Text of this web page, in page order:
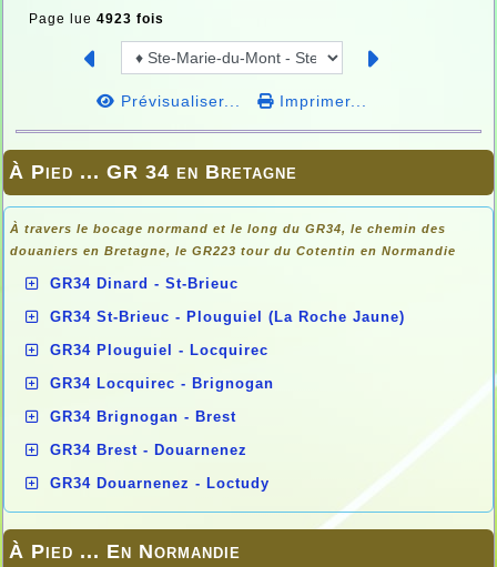
À Pied ... GR 34 en Bretagne
À travers le bocage normand et le long du GR34, le chemin des
douaniers en Bretagne, le GR223 tour du Cotentin en Normandie
GR34 Dinard - St-Brieuc
GR34 St-Brieuc - Plouguiel (La Roche Jaune)
GR34 Plouguiel - Locquirec
GR34 Locquirec - Brignogan
GR34 Brignogan - Brest
GR34 Brest - Douarnenez
GR34 Douarnenez - Loctudy
À Pied ... En Normandie
Page lue 4923 fois
Prévisualiser... Imprimer...